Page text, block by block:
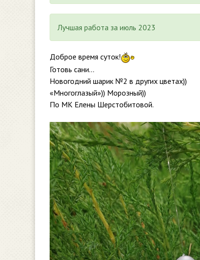
Лучшая работа за июль 2023
Доброе время суток!
Готовь сани…
Новогодний шарик №2 в других цветах))
«Многоглазый»)) Морозный))
По МК Елены Шерстобитовой.